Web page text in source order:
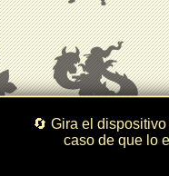
🔄 Gira el
caso de que lo